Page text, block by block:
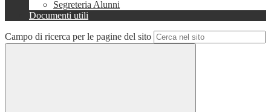
Segreteria Alunni
Documenti utili
Campo di ricerca per le pagine del sito